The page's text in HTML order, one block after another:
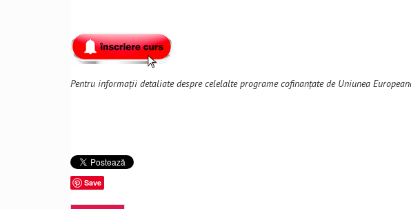
Pentru informații detaliate despre celelalte programe cofinanțate de Uniunea
Save